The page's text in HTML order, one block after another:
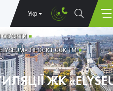
Укр
ОБ'ЄКТИ
ПРОЄКТ ССК ТМ
ЖК